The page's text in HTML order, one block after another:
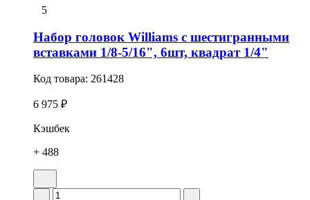
5
Набор головок Williams с шестигранными
вставками 1/8-5/16", 6шт, квадрат 1/4"
Код товара: 261428
6 975 ₽
Кэшбек
+ 488